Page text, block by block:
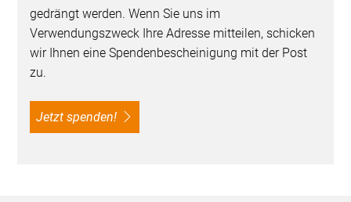
gedrängt werden. Wenn Sie uns im
Verwendungszweck Ihre Adresse mitteilen, schicken
wir Ihnen eine Spendenbescheinigung mit der Post
zu.
Jetzt spenden!